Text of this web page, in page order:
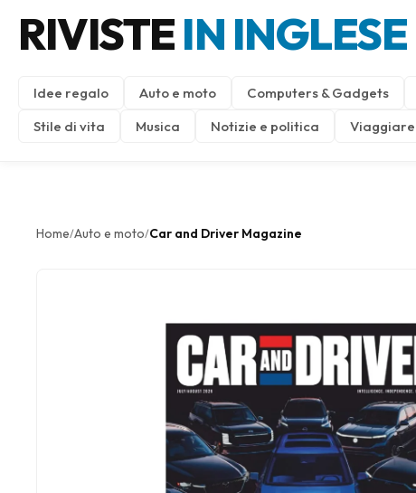
RIVISTEIN INGLESE
Idee regalo Auto e moto Computers & Gadgets
Stile di vita
Musica Notizie e politica
Home/Auto e moto/Car and Driver Magazine